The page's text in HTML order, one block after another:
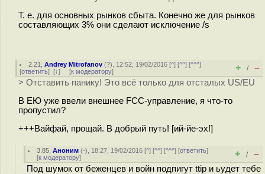
Т. е. для основных рынков сбыта. Конечно же для рынков
составляющих 3% они сделают исключение /s
2.21 ,Andrey Mitrofanov (?), 12:52, 19/02/2016 [^] [^^] [^^^]
[ответить] [↓] [к модератору] + / –
> Отставить панику! Это всё только для отсталых US/EU
В ЕЮ уже ввели внешнее FCC-управление, я что-то
пропустил?
+++Вайфай, прощай. В добрый путь! [ий-йе-эх!]
3.85 ,Аноним (-), 18:27, 19/02/2016 [^] [^^] [^^^] [ответить]
[к модератору] + / –
Под шумок от беженцев и войн подпигут ttip и ьудет тебе